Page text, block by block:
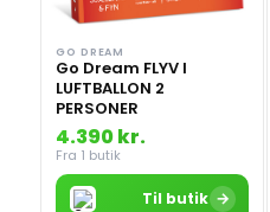
GO DREAM
Go Dream FLYV I
LUFTBALLON 2
PERSONER
4.390 kr.
Fra 1 butik
Til butik →